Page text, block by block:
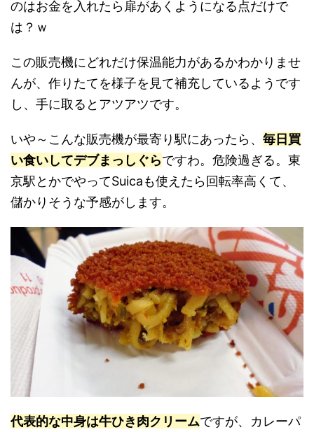
のはお金を入れたら扉があくようになる点だけで
は？ｗ
この販売機にどれだけ保温能力があるかわかりませ
んが、作りたてを様子を見て補充しているようです
し、手に取るとアツアツです。
いや～こんな販売機が最寄り駅にあったら、 毎日買
い食いしてデブまっしぐらですわ。危険過ぎる。東
京駅とかでやってSuicaも使えたら回転率高くて、
儲かりそうな予感がします。
代表的な中身は牛ひき肉クリームですが、カレーパ